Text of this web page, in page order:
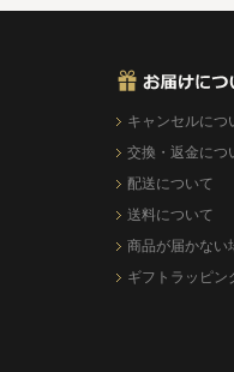
キャンセルにつ
交換・返金につ
配送について
送料について
商品が届かない
ギフトラッピン